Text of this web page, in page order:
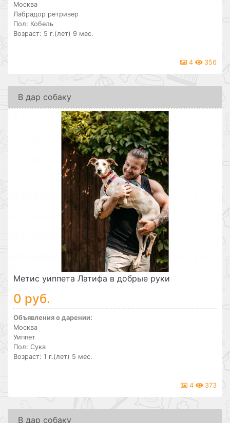
Москва
Лабрадор ретривер
Пол: Кобель
Возраст: 5 г.(лет) 9 мес.
4 356
В дар собаку
Метис уиппета Латифа в добрые руки
0 руб.
Объявления о дарении:
Москва
Уиппет
Пол: Сука
Возраст: 1 г.(лет) 5 мес.
4 373
В дар собаку